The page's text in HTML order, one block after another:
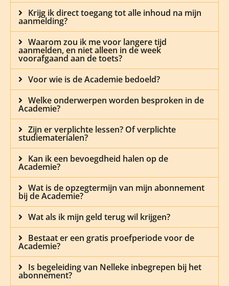
Krijg ik direct toegang tot alle inhoud na mijn
aanmelding?
Waarom zou ik me voor langere tijd
aanmelden, en niet alleen in de week
voorafgaand aan de toets?
Voor wie is de Academie bedoeld?
Welke onderwerpen worden besproken in de
Academie?
Zijn er verplichte lessen? Of verplichte
studiematerialen?
Kan ik een bevoegdheid halen op de
Academie?
Wat is de opzegtermijn van mijn abonnement
bij de Academie?
Wat als ik mijn geld terug wil krijgen?
Bestaat er een gratis proefperiode voor de
Academie?
Is begeleiding van Nelleke inbegrepen bij het
abonnement?